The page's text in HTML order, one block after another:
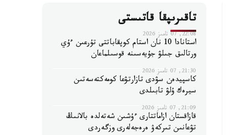
تاقىرىپقا قاتىستى
22:08, 07 تامىز 2026
استانادا 10 نان استام كوپقاباتتى تۇرعىن ءۇي
ورتالىق جىلۋ جۇيەسىنە قوسىلماعان
21:30, 07 تامىز 2026
كاسپيدەن سۋدى تازارتۋعا كومەكتەسەتىن
سيرەك ۇلۋ تابىلدى
21:09, 07 تامىز 2026
قازاقستان ازاماتتارى ءۇشىن شەتەلدە بالانىڭ
تۋعانىن تىركەۋ ەرەجەلەرى وزگەردى